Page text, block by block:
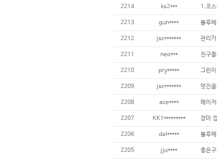
2214 ks2***
2213 gun****
2212 jsc*******
2211 neo***
2210 pry*****
2209 jsc*******
2208 ace****
2207 KK1*********
2206 dal*****
2205 jju****